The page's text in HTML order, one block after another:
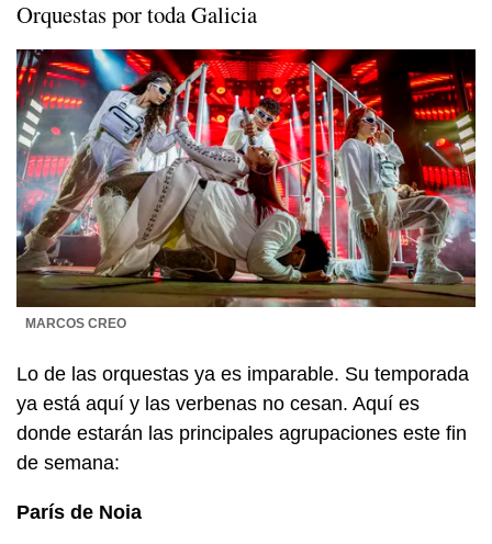
Orquestas por toda Galicia
MARCOS CREO
Lo de las orquestas ya es imparable. Su temporada
ya está aquí y las verbenas no cesan. Aquí es
donde estarán las principales agrupaciones este fin
de semana:
París de Noia